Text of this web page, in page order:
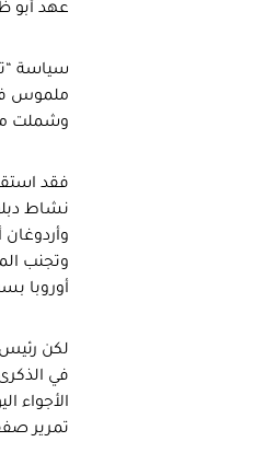
عهد أبو
سياسة
ملموس في
وشملت
فقد
نشاط
وأردوغان
وتجنب
أوروبا
لكن رئيس
الأجواء
تمرير